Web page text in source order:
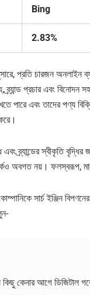
Bing
2.83%
প্রতি চারজন অনলাইন
ব্র্যান্ড প্রচার এবং
পারে এবং তাদের পণ্য
ব্র্যান্ডের স্বীকৃতি
অবগত নয়। ফলস্বরূপ,
কোম্পানিকে সার্চ ইঞ্জিন
কিছু কেনার আগে ডিজিটাল